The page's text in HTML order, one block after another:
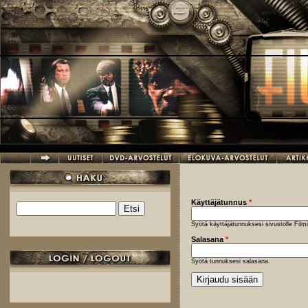
Hyppää pääsisältöön
Hakulomake
Käyttäjätunnus *
Syötä käyttäjätunnuksesi sivustolle
Salasana *
Syötä tunnuksesi salasana.